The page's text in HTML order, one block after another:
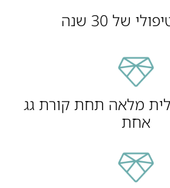
של 30 שנה
מלאה תחת קורת גג
אחת